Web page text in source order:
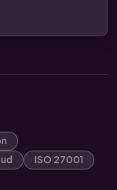
ISO 27001